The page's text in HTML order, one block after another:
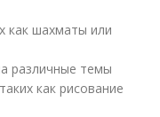
как шахматы или
различные темы
как рисование